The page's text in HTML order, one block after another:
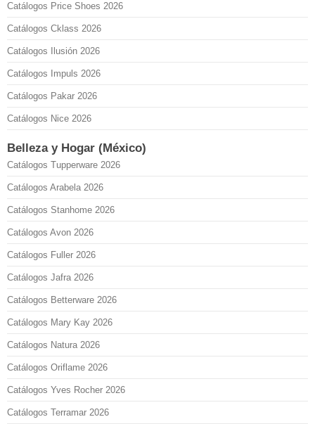
Catálogos Price Shoes 2026
Catálogos Cklass 2026
Catálogos Ilusión 2026
Catálogos Impuls 2026
Catálogos Pakar 2026
Catálogos Nice 2026
Belleza y Hogar (México)
Catálogos Tupperware 2026
Catálogos Arabela 2026
Catálogos Stanhome 2026
Catálogos Avon 2026
Catálogos Fuller 2026
Catálogos Jafra 2026
Catálogos Betterware 2026
Catálogos Mary Kay 2026
Catálogos Natura 2026
Catálogos Oriflame 2026
Catálogos Yves Rocher 2026
Catálogos Terramar 2026